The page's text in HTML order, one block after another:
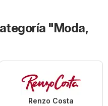
"Moda,
Renzo Costa